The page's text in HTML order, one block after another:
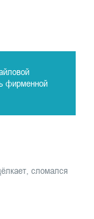
фирменной
сломался